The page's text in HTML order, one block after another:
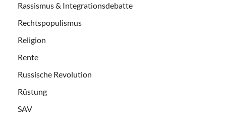
Rassismus & Integrationsdebatte
Rechtspopulismus
Religion
Rente
Russische Revolution
Rüstung
SAV